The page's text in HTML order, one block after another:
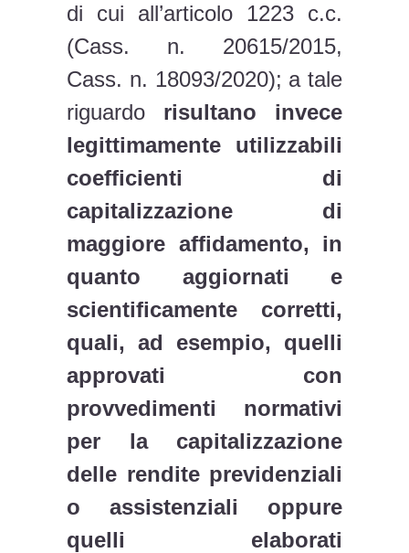
di cui all’articolo 1223 c.c.
(Cass. n. 20615/2015,
Cass. n. 18093/2020); a tale
riguardo risultano invece
legittimamente utilizzabili
coefficienti di
capitalizzazione di
maggiore affidamento, in
quanto aggiornati e
scientificamente corretti,
quali, ad esempio, quelli
approvati con
provvedimenti normativi
per la capitalizzazione
delle rendite previdenziali
o assistenziali oppure
quelli elaborati